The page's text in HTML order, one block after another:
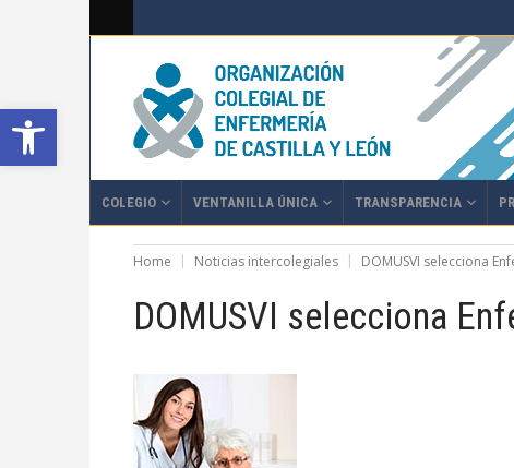
Abrir barra de herramientas
COLEGIO VENTANILLA ÚNICA TRANSPARENCIA
Home Noticias intercolegiales DOMUSVI selecciona
DOMUSVI selecciona